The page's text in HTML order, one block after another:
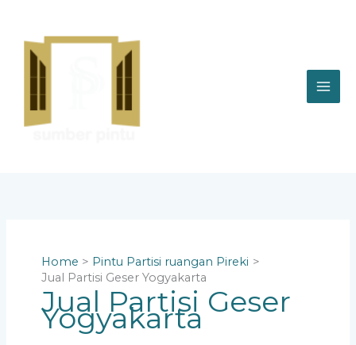
content
Home
Pintu Partisi ruangan Pireki
Jual Partisi Geser Yogyakarta
Jual Partisi Geser
Yogyakarta